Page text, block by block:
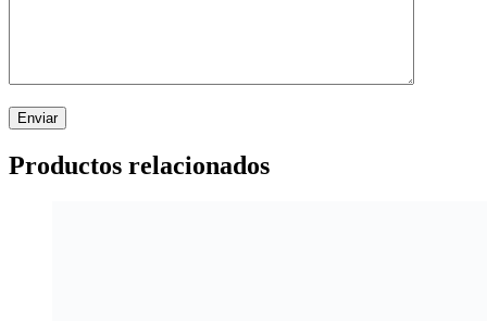
Productos relacionados